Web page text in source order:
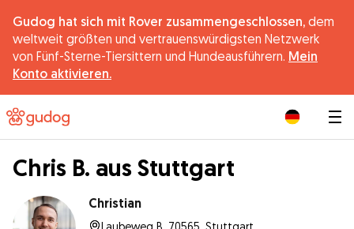
Gudog hat sich mit Rover zusammengeschlossen, dem
weltweit größten und vertrauenswürdigsten Netzwerk
von Fünf-Sterne-Tiersittern und Hundeausführern. Mein
Konto aktivieren.
Chris B. aus Stuttgart
Christian
Laubeweg B, 70565, Stuttgart